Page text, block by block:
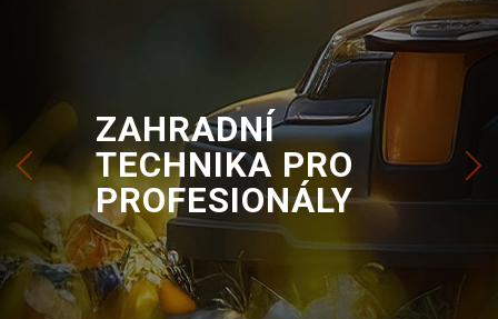
ZAHRADNÍ
TECHNIKA PRO
PROFESIONÁLY
PŮJČOVNA
NÁŘADÍ A
STAVEBNÍ
MECHANIZACE